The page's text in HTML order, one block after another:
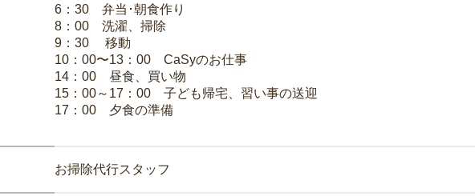
6：30 弁当･朝食作り
8：00 洗濯、掃除
9：30 移動
10：00〜13：00 CaSyのお仕事
14：00 昼食、買い物
15：00～17：00 子ども帰宅、習い事の送迎
17：00 夕食の準備
お掃除代行スタッフ